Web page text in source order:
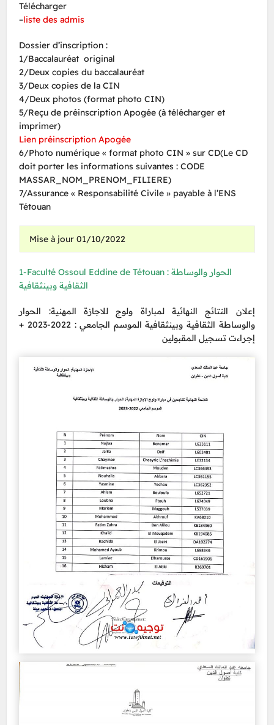
Télécharger
–liste des admis
Dossier d’inscription :
1/Baccalauréat original
2/Deux copies du baccalauréat
3/Deux copies de la CIN
4/Deux photos (format photo CIN)
5/Reçu de préinscription Apogée (à télécharger et
imprimer)
Lien préinscription Apogée
6/Photo numérique « format photo CIN » sur CD(Le CD
doit porter les informations suivantes : CODE
MASSAR_NOM_PRENOM_FILIERE)
7/Assurance « Responsabilité Civile » payable à l’ENS
Tétouan
Mise à jour 01/10/2022
1-Faculté Ossoul Eddine de Tétouan : الحوار والوساطة
الثقافية وبينثقافية
إعلان النتائج النهائية لمباراة ولوج للاجازة المهنية: الحوار
والوساطة الثقافية وبينثقافية الموسم الجامعي : 2022-2023 +
إجراءت تسجيل المقبولين